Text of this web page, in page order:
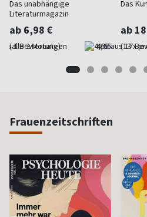
Das unabhängige
Literaturmagazin
ab 6,98 €
(alle 2 Monate) 4,65
Das
ab
(13 x
Frauenzeitschriften